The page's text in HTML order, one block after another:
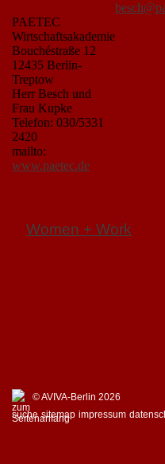
PAETEC
Wirtschaftsakademie
Bouchéstraße 12
12435 Berlin-
Treptow
Herr Besch und
Frau Kupke
Telefon: 030/5331
2420
mailto:
www.paetec.de
Women + Work
© AVIVA-Berlin 2026
suche sitemap impressum